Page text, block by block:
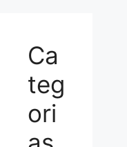
Ca
teg
ori